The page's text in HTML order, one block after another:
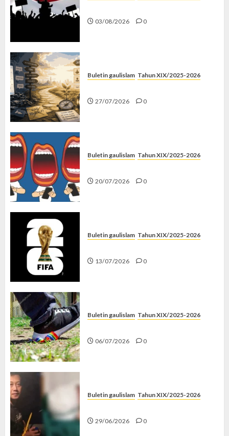
03/08/2026 0
Buletin gaulislam Tahun XIX/2025-2026
27/07/2026 0
Buletin gaulislam Tahun XIX/2025-2026
20/07/2026 0
Buletin gaulislam Tahun XIX/2025-2026
13/07/2026 0
Buletin gaulislam Tahun XIX/2025-2026
06/07/2026 0
Buletin gaulislam Tahun XIX/2025-2026
29/06/2026 0